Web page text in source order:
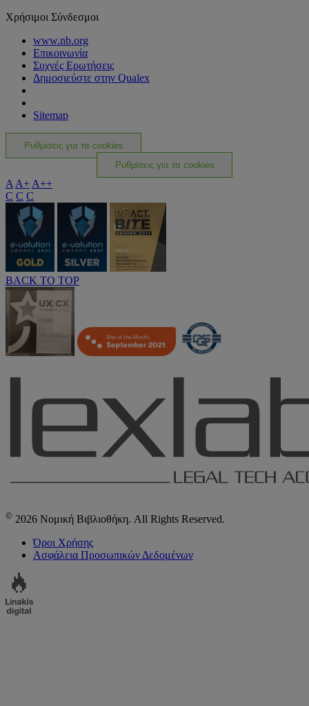
Χρήσιμοι Σύνδεσμοι
www.nb.org
Επικοινωνία
Συχνές Ερωτήσεις
Δημοσιεύστε στην Qualex
Sitemap
Ρυθμίσεις για τα cookies
Ρυθμίσεις για τα cookies
A A+ A++
C C C
BACK TO TOP
© 2026 Νομική Βιβλιοθήκη. All Rights Reserved.
Όροι Χρήσης
Ασφάλεια Προσωπικών Δεδομένων